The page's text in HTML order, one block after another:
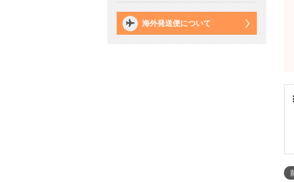
海外発送便について